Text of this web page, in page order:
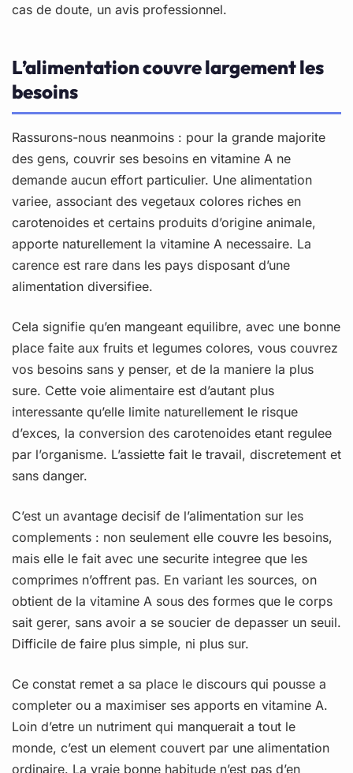
cas de doute, un avis professionnel.
L’alimentation couvre largement les
besoins
Rassurons-nous neanmoins : pour la grande majorite
des gens, couvrir ses besoins en vitamine A ne
demande aucun effort particulier. Une alimentation
variee, associant des vegetaux colores riches en
carotenoides et certains produits d’origine animale,
apporte naturellement la vitamine A necessaire. La
carence est rare dans les pays disposant d’une
alimentation diversifiee.
Cela signifie qu’en mangeant equilibre, avec une bonne
place faite aux fruits et legumes colores, vous couvrez
vos besoins sans y penser, et de la maniere la plus
sure. Cette voie alimentaire est d’autant plus
interessante qu’elle limite naturellement le risque
d’exces, la conversion des carotenoides etant regulee
par l’organisme. L’assiette fait le travail, discretement et
sans danger.
C’est un avantage decisif de l’alimentation sur les
complements : non seulement elle couvre les besoins,
mais elle le fait avec une securite integree que les
comprimes n’offrent pas. En variant les sources, on
obtient de la vitamine A sous des formes que le corps
sait gerer, sans avoir a se soucier de depasser un seuil.
Difficile de faire plus simple, ni plus sur.
Ce constat remet a sa place le discours qui pousse a
completer ou a maximiser ses apports en vitamine A.
Loin d’etre un nutriment qui manquerait a tout le
monde, c’est un element couvert par une alimentation
ordinaire. La vraie bonne habitude n’est pas d’en